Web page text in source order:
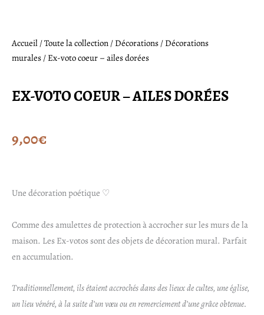
Accueil /Toute la collection / Décorations / Décorations
murales / Ex-voto coeur – ailes dorées
EX-VOTO COEUR – AILES DORÉES
9,00€
Une décoration poétique ♡
Comme des amulettes de protection à accrocher sur les murs de la
maison. Les Ex-votos sont des objets de décoration mural. Parfait
en accumulation.
Traditionnellement, ils étaient accrochés dans des lieux de cultes, une église,
un lieu vénéré, à la suite d’un vœu ou en remerciement d’une grâce obtenue.